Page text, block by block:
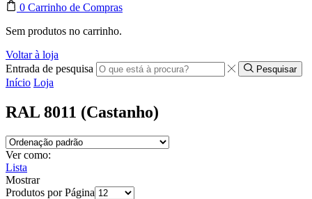
0 Carrinho de Compras
Sem produtos no carrinho.
Voltar à loja
Entrada de pesquisa
Pesquisar
Início Loja
RAL 8011 (Castanho)
Ver como:
Lista
Mostrar
Produtos por Página